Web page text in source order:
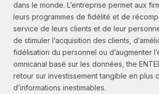
dans le monde. L’entreprise permet aux
leurs programmes de fidélité et de
service de leurs clients et de leur
de stimuler l’acquisition des clients,
fidélisation du personnel ou d’augmenter
omnicanal basé sur les données, the
retour sur investissement tangible en plus
d’informations inestimables.